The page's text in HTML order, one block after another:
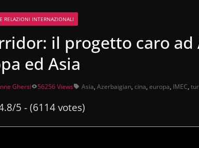
RELAZIONI INTERNAZIONALI
il progetto caro ad
ed Asia
Ghersi 56256 Views Asia, Azerbaigian, cina, europa, IMEC,
5 - (6114 votes)